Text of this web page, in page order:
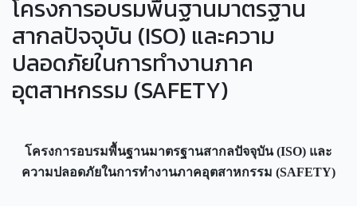
โครงการอบรมพื้นฐานมาตรฐาน
สากลปัจจุบัน (ISO) และความ
ปลอดภัยในการทำงานภาค
อุตสาหกรรม (SAFETY)
โครงการอบรมพื้นฐานมาตรฐานสากลปัจจุบัน (ISO) และ
ความปลอดภัยในการทำงานภาคอุตสาหกรรม (SAFETY)